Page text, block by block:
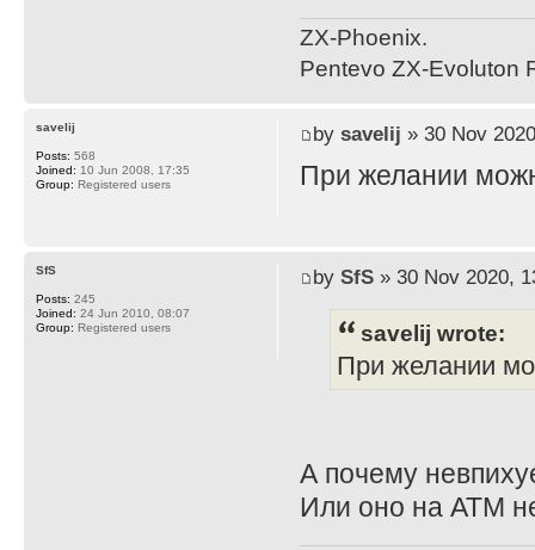
ZX-Phoenix.
Pentevo ZX-Evoluton
by savelij » 30 Nov
При желании
savelij
Posts: 568
Joined: 10 Jun 2008, 17:35
Group: Registered users
by SfS» 30 Nov 2020,
savelij wrote:
При желании
А почему
Или оно на АТМ
SfS
Posts: 245
Joined: 24 Jun 2010, 08:07
Group: Registered users